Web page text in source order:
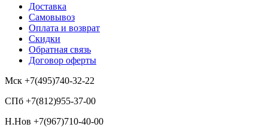
Доставка
Самовывоз
Оплата и возврат
Скидки
Обратная связь
Договор оферты
Мск +7(495)740-32-22
СПб +7(812)955-37-00
Н.Нов +7(967)710-40-00